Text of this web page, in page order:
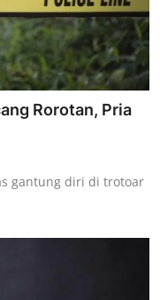
Rorotan, Pria
gantung diri di trotoar